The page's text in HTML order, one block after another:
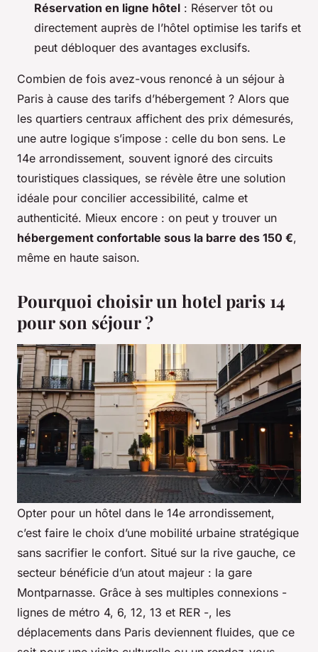
Réservation en ligne hôtel : Réserver tôt ou
directement auprès de l’hôtel optimise les tarifs et
peut débloquer des avantages exclusifs.
Combien de fois avez-vous renoncé à un séjour à
Paris à cause des tarifs d’hébergement ? Alors que
les quartiers centraux affichent des prix démesurés,
une autre logique s’impose : celle du bon sens. Le
14e arrondissement, souvent ignoré des circuits
touristiques classiques, se révèle être une solution
idéale pour concilier accessibilité, calme et
authenticité. Mieux encore : on peut y trouver un
hébergement confortable sous la barre des 150 €,
même en haute saison.
Pourquoi choisir un hotel paris 14
pour son séjour ?
Opter pour un hôtel dans le 14e arrondissement,
c’est faire le choix d’une mobilité urbaine stratégique
sans sacrifier le confort. Situé sur la rive gauche, ce
secteur bénéficie d’un atout majeur : la gare
Montparnasse. Grâce à ses multiples connexions -
lignes de métro 4, 6, 12, 13 et RER -, les
déplacements dans Paris deviennent fluides, que ce